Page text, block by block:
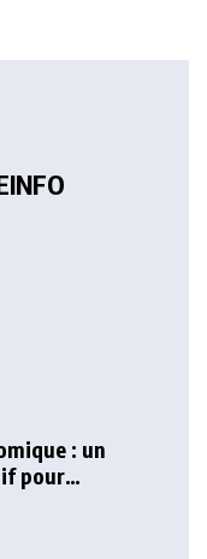
: un
pour
sanitaire